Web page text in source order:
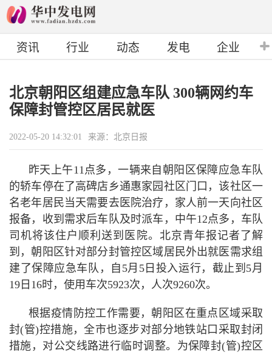
资讯 行业 动态 发电 企业
北京朝阳区组建应急车队 300辆网约车
保障封管控区居民就医
2022-05-20 14:32:01 来源：北京日报
昨天上午11点多，一辆来自朝阳区保障应急车队
的轿车停在了高碑店乡通惠家园社区门口，该社区一
名老年居民当天需要去医院治疗，家人前一天向社区
报备，收到需求后车队及时派车，中午12点多，车队
司机将该住户顺利送到医院。北京青年报记者了解
到，朝阳区针对部分封管控区域居民外出就医需求组
建了保障应急车队，自5月5日投入运行，截止到5月
19日16时，使用车次5923次，人次9260次。
根据疫情 防控工作需要，朝阳区在重点区域采取
封(管)控措施，全市也逐步对部分地铁站口采取封闭
措施，对公交线路进行临时调整。为保障封(管)控区